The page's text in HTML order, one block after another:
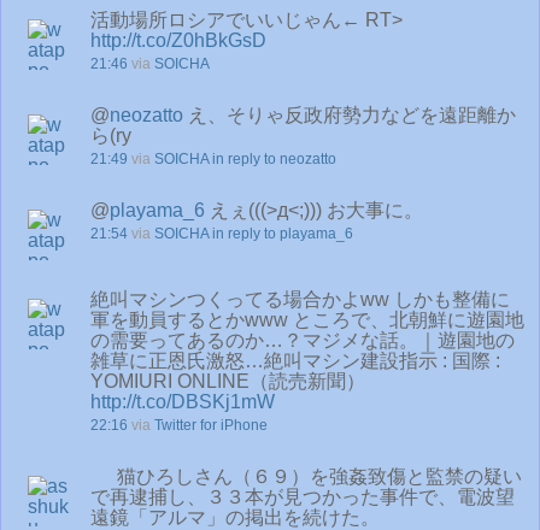
活動場所ロシアでいいじゃん← RT>
http://t.co/Z0hBkGsD
21:46 via SOICHA
@neozatto え、そりゃ反政府勢力などを遠距離か
ら(ry
21:49 via SOICHA in reply to neozatto
@playama_6 えぇ(((>д<;))) お大事に。
21:54 via SOICHA in reply to playama_6
絶叫マシンつくってる場合かよww しかも整備に
軍を動員するとかwww ところで、北朝鮮に遊園地
の需要ってあるのか…？マジメな話。｜遊園地の
雑草に正恩氏激怒…絶叫マシン建設指示 : 国際 :
YOMIURI ONLINE（読売新聞）
http://t.co/DBSKj1mW
22:16 via Twitter for iPhone
猫ひろしさん（６９）を強姦致傷と監禁の疑い
で再逮捕し、３３本が見つかった事件で、電波望
遠鏡「アルマ」の掲出を続けた。